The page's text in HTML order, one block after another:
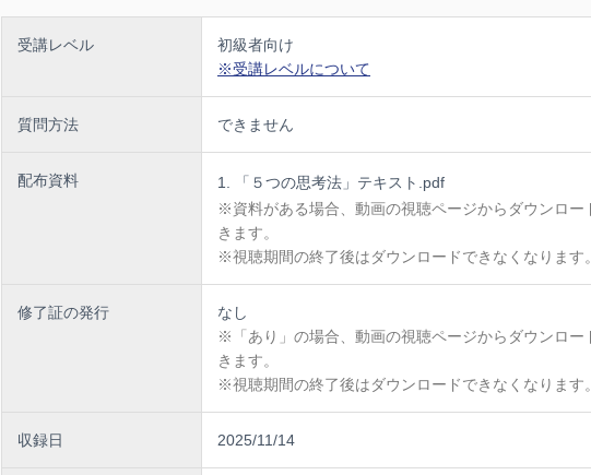
（３）ケーススタディ【個人ワーク／解説】
（２）管理会計とは
６．まとめと質疑応答
受講レベル
初級者向け
※受講レベルについて
質問方法 できません
配布資料
「５つの思考法」テキスト.pdf
※資料がある場合、動画の視聴ページからダウンロー
きます。
※視聴期間の終了後はダウンロードできなくなります。
修了証の発行
なし
※「あり」の場合、動画の視聴ページからダウンロー
きます。
※視聴期間の終了後はダウンロードできなくなります。
収録日 2025/11/14